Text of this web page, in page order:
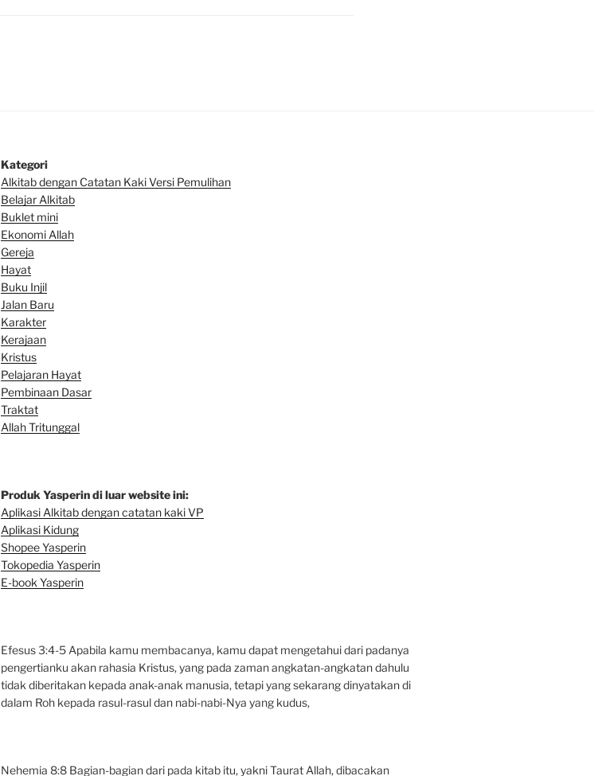
Kategori
Alkitab dengan Catatan Kaki Versi Pemulihan
Belajar Alkitab
Buklet mini
Ekonomi Allah
Gereja
Hayat
Buku Injil
Jalan Baru
Karakter
Kerajaan
Kristus
Pelajaran Hayat
Pembinaan Dasar
Traktat
Allah Tritunggal
Produk Yasperin di luar website ini:
Aplikasi Alkitab dengan catatan kaki VP
Aplikasi Kidung
Shopee Yasperin
Tokopedia Yasperin
E-book Yasperin
Efesus 3:4-5 Apabila kamu membacanya, kamu dapat mengetahui dari padanya
pengertianku akan rahasia Kristus, yang pada zaman angkatan-angkatan dahulu
tidak diberitakan kepada anak-anak manusia, tetapi yang sekarang dinyatakan di
dalam Roh kepada rasul-rasul dan nabi-nabi-Nya yang kudus,
Nehemia 8:8 Bagian-bagian dari pada kitab itu, yakni Taurat Allah, dibacakan